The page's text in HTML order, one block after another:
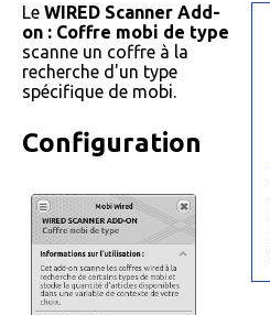
Le WIRED Scanner Add-
on : Coffre mobi de type
scanne un coffre à la
recherche d'un type
spécifique de mobi.
Configuration